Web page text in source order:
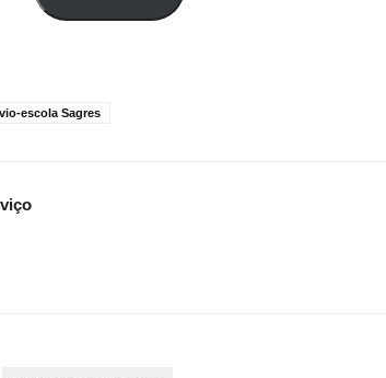
escola Sagres